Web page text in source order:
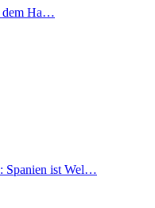
dem Ha…
Spanien ist Wel…